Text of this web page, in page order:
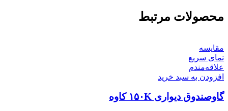
محصولات مرتبط
مقایسه
نمای سریع
علاقه‌مندم
افزودن به سبد خرید
گاوصندوق دیواری ۱۵۰K کاوه